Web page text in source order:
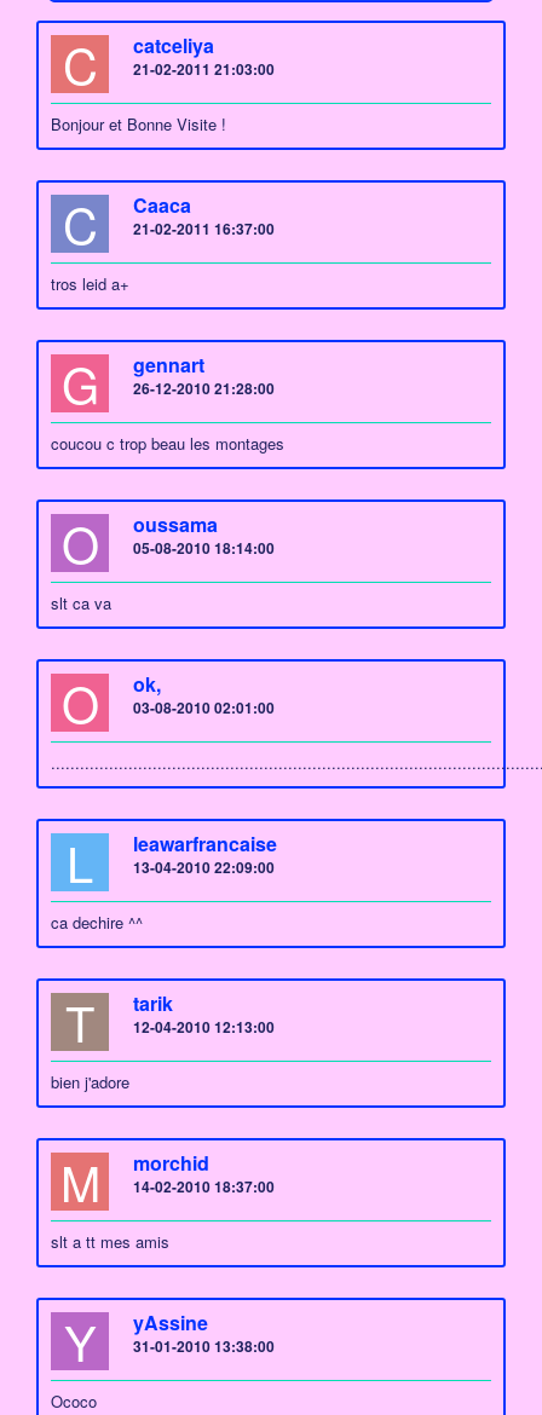
C catceliya
21-02-2011 21:03:00
Bonjour et Bonne Visite !
C Caaca
21-02-2011 16:37:00
tros leid a+
G gennart
26-12-2010 21:28:00
coucou c trop beau les montages
O oussama
05-08-2010 18:14:00
slt ca va
O ok,
03-08-2010 02:01:00
L leawarfrancaise
13-04-2010 22:09:00
ca dechire ^^
T tarik
12-04-2010 12:13:00
bien j'adore
M morchid
14-02-2010 18:37:00
slt a tt mes amis
Y yAssine
31-01-2010 13:38:00
Ococo